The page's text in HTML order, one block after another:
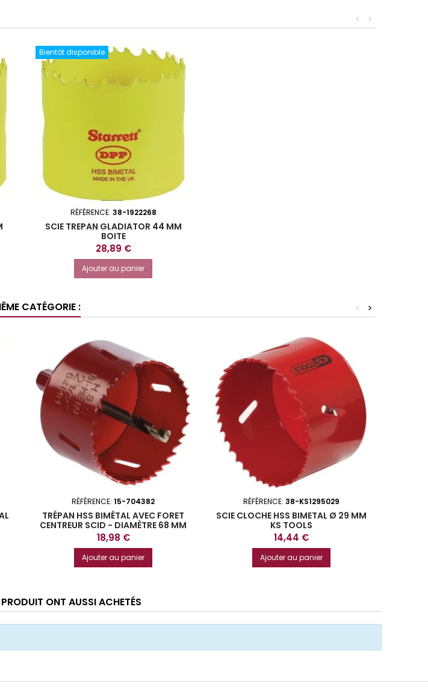
>
<
Bientôt disponible
RÉFÉRENCE: 38-1922268
SCIE TREPAN GLADIATOR 44 MM
BOITE
Prix
28,89 €
Ajouter au panier
CATÉGORIE : >
<
RÉFÉRENCE: 15-704382
TRÉPAN HSS BIMÉTAL AVEC FORET
CENTREUR SCID - DIAMÈTRE 68 MM
Prix
18,98 €
Ajouter au panier
RÉFÉRENCE: 38-KS1295029
SCIE CLOCHE HSS BIMETAL Ø 29 MM
KS TOOLS
Prix
14,44 €
Ajouter au panier
ONT AUSSI ACHETÉS